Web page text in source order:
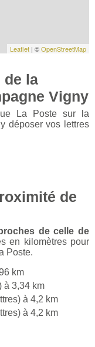
Leaflet | ©OpenStreetMap
de la
Vigny
La Poste sur la
déposer vos lettres
de
de celle de
en kilomètres pour
Poste.
km
à 3,34 km
à 4,2 km
à 4,2 km